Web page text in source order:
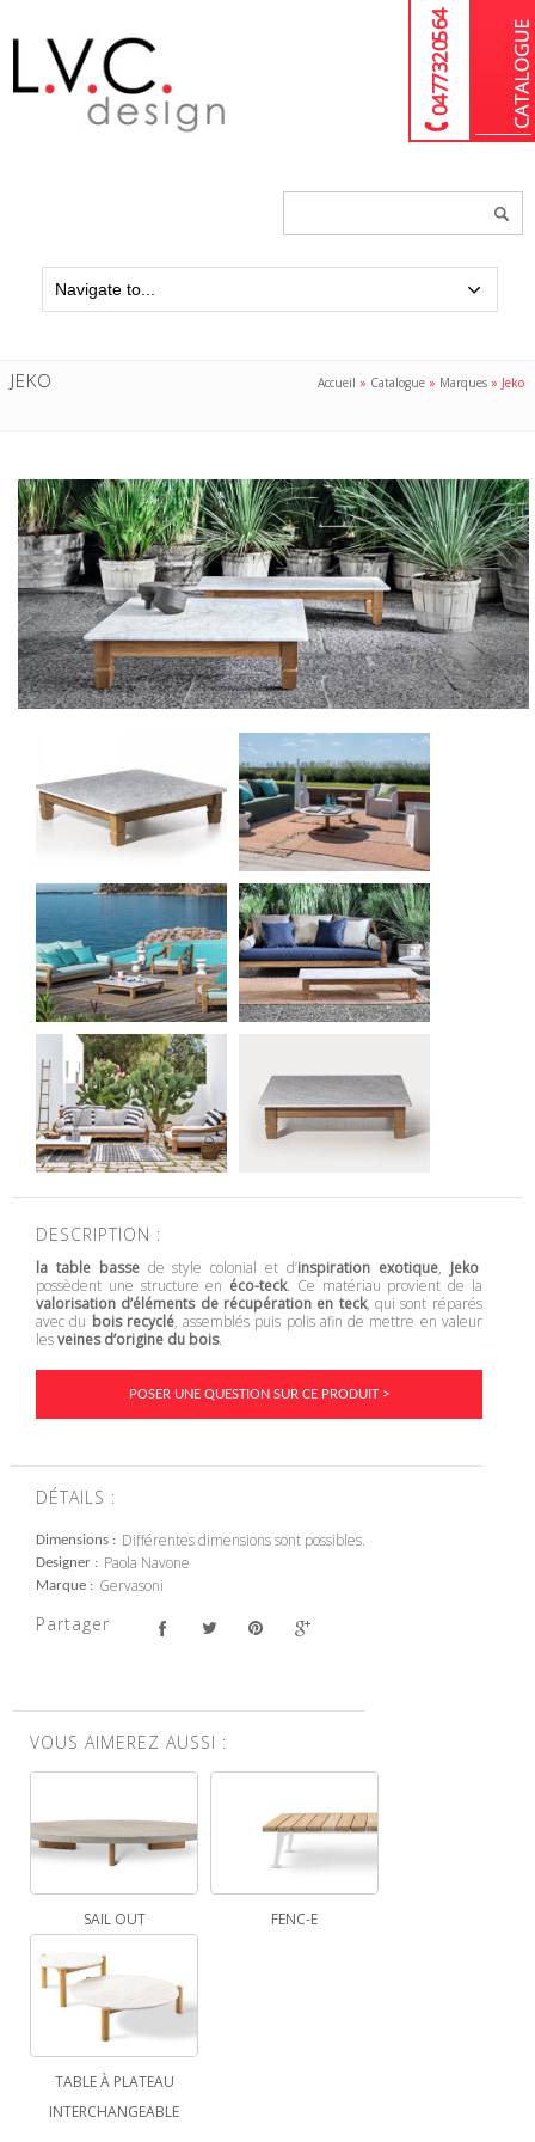
04 77 32 05 64
JEKO Accueil » Catalogue » Marques » Jeko
DESCRIPTION :
la table bassede style colonial et d’inspiration exotique, Jeko
possèdent une structure en éco-teck. Ce matériau provient de la
valorisation d’éléments de récupération en teck, qui sont réparés
avec du bois recyclé, assemblés puis polis afin de mettre en valeur
lesveines d’origine du bois.
POSER UNE QUESTION SUR CE PRODUIT >
DÉTAILS :
Dimensions Différentes dimensions sont possibles.
Designer Paola Navone
Marque Gervasoni
Partager
VOUS AIMEREZ AUSSI :
SAIL OUT FENC-E
TABLE À PLATEAU
INTERCHANGEABLE